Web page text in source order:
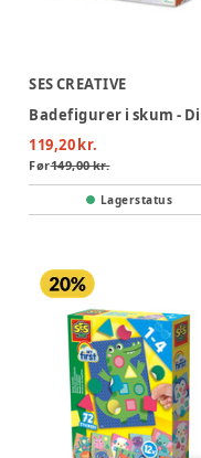
SES CREATIVE
119,20 kr.
Før149,00 kr.
Lagerstatus